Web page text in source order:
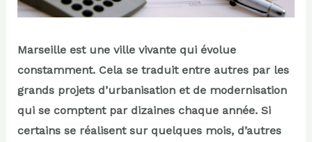
Marseille est une ville vivante qui évolue
constamment. Cela se traduit entre autres par les
grands projets d’urbanisation et de modernisation
qui se comptent par dizaines chaque année. Si
certains se réalisent sur quelques mois, d’autres